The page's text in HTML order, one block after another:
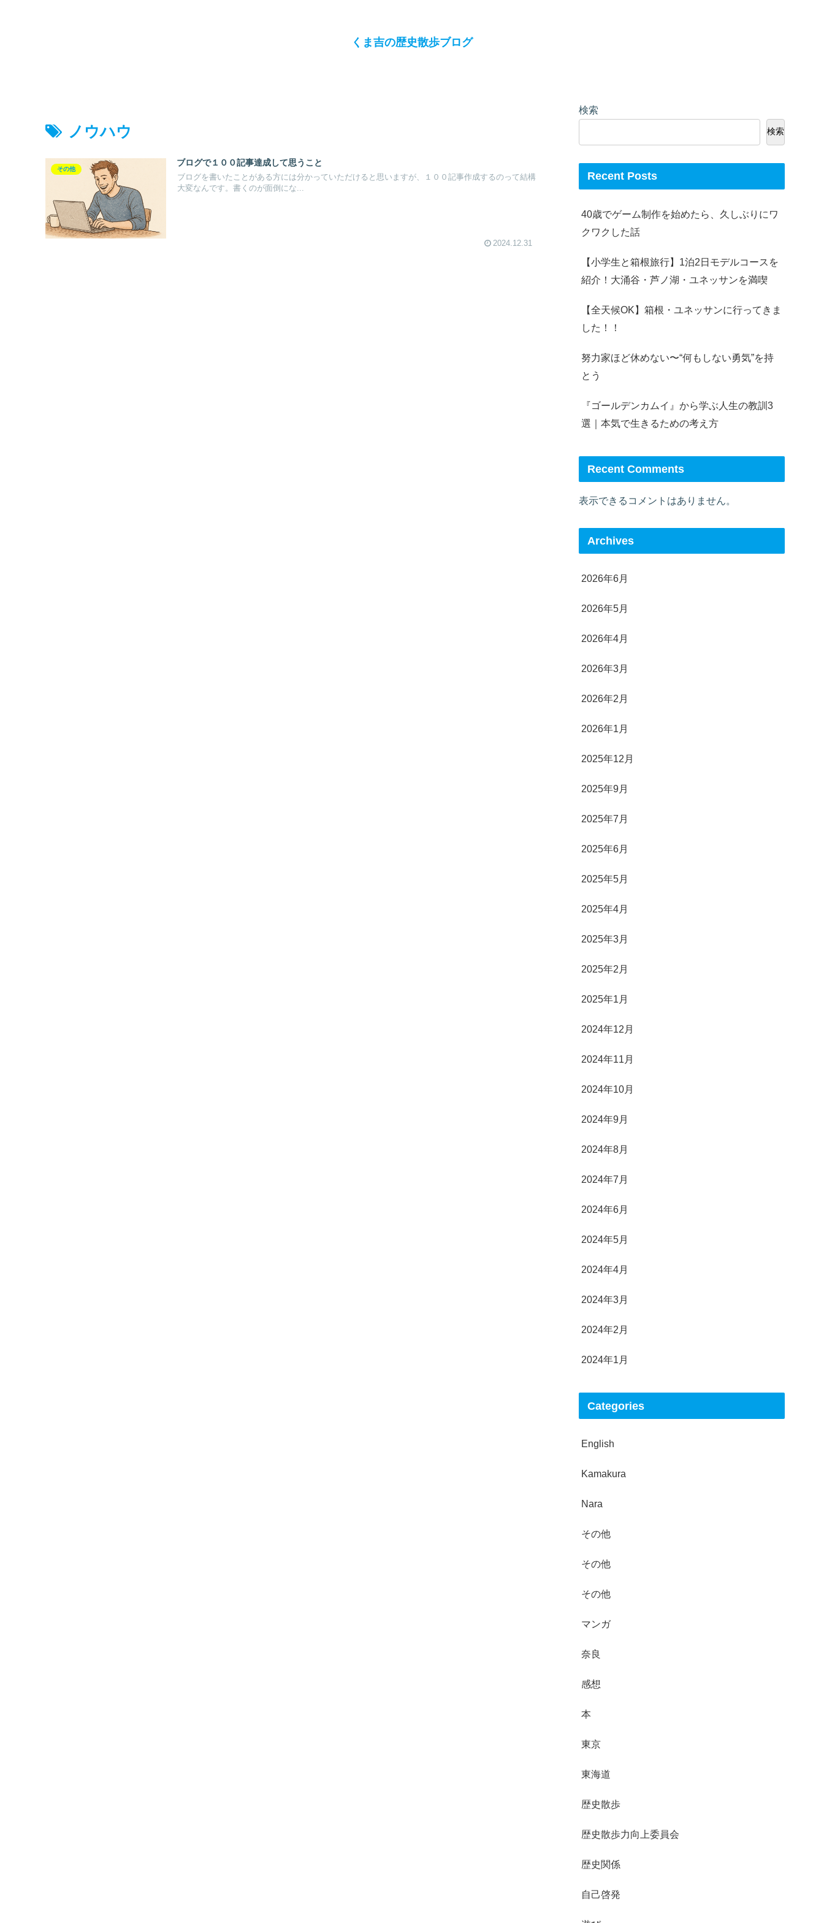
くま吉の歴史散歩ブログ
ノウハウ
その他
ブログで１００記事達成して思うこと
ブログを書いたことがある方には分かっていただけると思いますが、１００記事作成するのって結構
大変なんです。書くのが面倒にな...
2024.12.31
検索
検索
Recent Posts
40歳でゲーム制作を始めたら、久しぶりにワ
クワクした話
【小学生と箱根旅行】1泊2日モデルコースを
紹介！大涌谷・芦ノ湖・ユネッサンを満喫
【全天候OK】箱根・ユネッサンに行ってきま
した！！
努力家ほど休めない〜“何もしない勇気”を持
とう
『ゴールデンカムイ』から学ぶ人生の教訓3
選｜本気で生きるための考え方
Recent Comments
表示できるコメントはありません。
Archives
2026年6月
2026年5月
2026年4月
2026年3月
2026年2月
2026年1月
2025年12月
2025年9月
2025年7月
2025年6月
2025年5月
2025年4月
2025年3月
2025年2月
2025年1月
2024年12月
2024年11月
2024年10月
2024年9月
2024年8月
2024年7月
2024年6月
2024年5月
2024年4月
2024年3月
2024年2月
2024年1月
Categories
English
Kamakura
Nara
その他
その他
その他
マンガ
奈良
感想
本
東京
東海道
歴史散歩
歴史散歩力向上委員会
歴史関係
自己啓発